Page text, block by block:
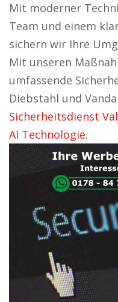
Mit moderner
Team und einem
sichern wir Ihre
Mit unseren
umfassende
Diebstahl und
Sicherheitsdienst
AI Technologie.